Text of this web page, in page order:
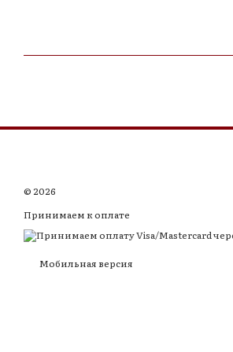
© 2026
Принимаем к оплате
Мобильная версия